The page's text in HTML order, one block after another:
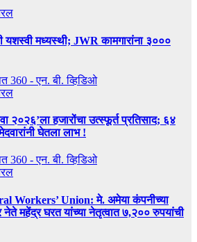
यशस्वी मध्यस्थी; JWR कामगारांना ३०००
360 - एन. बी. व्हिडिओ
२०२६’ला हजारोंचा उत्स्फूर्त प्रतिसाद; ६४
घेतला लाभ !
360 - एन. बी. व्हिडिओ
Workers’ Union: मे. अमेया कंपनीच्या
नेते महेंद्र घरत यांच्या नेतृत्वात ७,२०० रुपयांची